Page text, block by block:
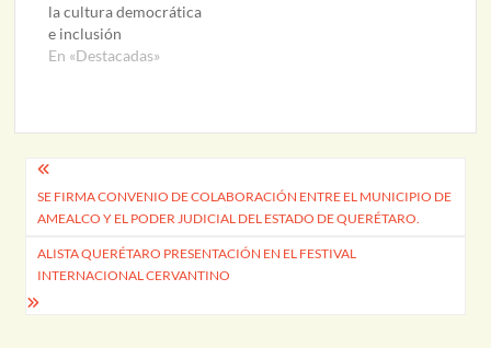
la cultura democrática
e inclusión
En «Destacadas»
Navegación
de
entradas
SE FIRMA CONVENIO DE COLABORACIÓN ENTRE EL MUNICIPIO DE
AMEALCO Y EL PODER JUDICIAL DEL ESTADO DE QUERÉTARO.
ALISTA QUERÉTARO PRESENTACIÓN EN EL FESTIVAL
INTERNACIONAL CERVANTINO